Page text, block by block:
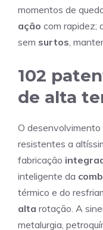
momentos de
ação com rapidez;
sem surtos ,
102
de alta
O
resistentes a
fabricação
inteligente da
térmico e do
alta rotação. A
metalurgia,